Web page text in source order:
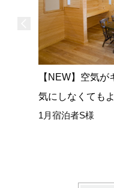
【NEW】空気
気にしなくても
1月宿泊者S様